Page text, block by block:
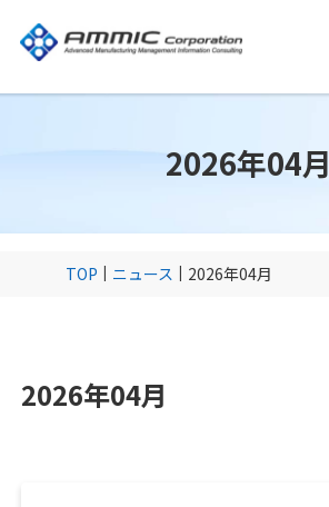
2026年04月
TOP ニュース 2026年04月
2026年04月